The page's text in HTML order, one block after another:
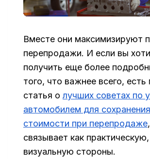
Вместе они максимизируют
перепродажи. И если вы
получить еще более
того, что важнее всего, есть
статья о лучших советах по
автомобилем для сохранения
стоимости при перепродаже
связывает как
визуальную стороны.